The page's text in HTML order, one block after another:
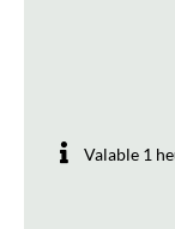
Valable 1